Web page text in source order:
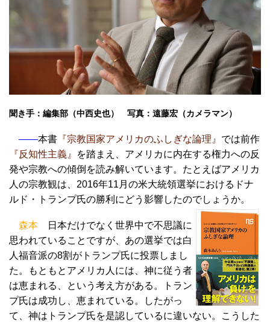
聞き手：編集部（中西史也） 写真：遠藤宏（カメラマン）
――本書 『宗教国家アメリカのふしぎな論理』 では前作
『反知性主義』
を踏まえ、アメリカに内在する権力への反
発や宗教への傾倒を読み解いています。たとえばアメリカ
人の宗教観は、2016年11月の米大統領選挙におけるドナ
ルド・トランプ氏の勝利にどう影響したのでしょうか。
森本 日本だけでなく世界中で不思議に
思われていることですが、あの選挙では白
人福音派の8割がトランプ氏に投票しまし
た。もともとアメリカ人には、神に従う者
は恵まれる、という考え方がある。トラン
プ氏は成功し、恵まれている。したがっ
て、神はトランプ氏を是認しているに違いない。こうした